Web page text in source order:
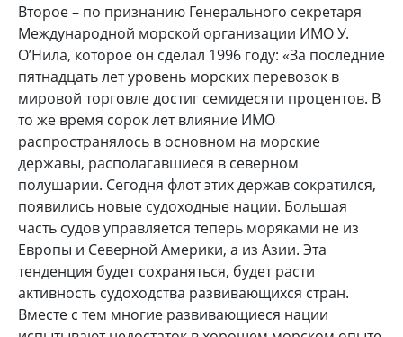
Второе – по признанию Генерального секретаря
Международной морской организации ИМО У.
О’Нила, которое он сделал 1996 году: «За последние
пятнадцать лет уровень морских перевозок в
мировой торговле достиг семидесяти процентов. В
то же время сорок лет влияние ИМО
распространялось в основном на морские
державы, располагавшиеся в северном
полушарии. Сегодня флот этих держав сократился,
появились новые судоходные нации. Большая
часть судов управляется теперь моряками не из
Европы и Северной Америки, а из Азии. Эта
тенденция будет сохраняться, будет расти
активность судоходства развивающихся стран.
Вместе с тем многие развивающиеся нации